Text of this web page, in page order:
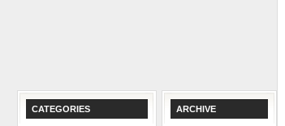
CATEGORIES ARCHIVE